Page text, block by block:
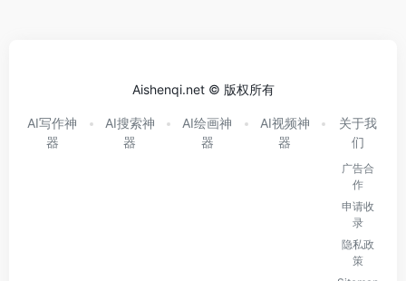
Aishenqi.net © 版权所有
AI写作神
器
AI搜索神
器
AI绘画神
器
AI视频神
器
关于我
们
广告合
作
申请收
录
隐私政
策